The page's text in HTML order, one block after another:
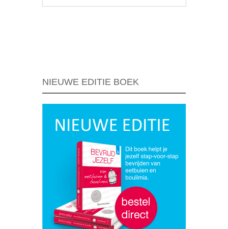
NIEUWE EDITIE BOEK